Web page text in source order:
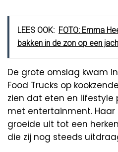
LEES OOK: FOTO: Emma
bakken in de zon op een
De grote omslag kwam in
Food Trucks op
zien dat eten en
met entertainment. Haar
groeide uit tot een
die zij nog steeds